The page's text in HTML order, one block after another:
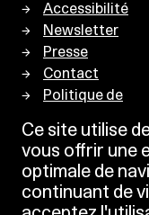
Ce site utilise
vous offrir une
optimale de
continuant de
Accessibilité
Newsletter
Presse
Contact
Politique de